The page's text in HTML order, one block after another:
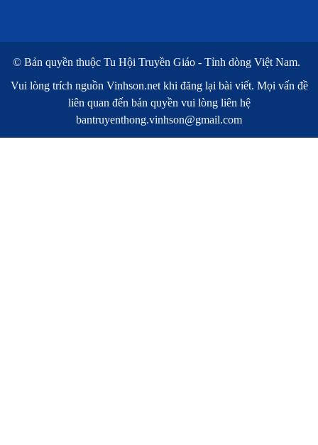
© Bản quyền thuộc Tu Hội Truyền Giáo - Tỉnh dòng Việt Nam.
Vui lòng trích nguồn Vinhson.net khi đăng lại bài viết. Mọi vấn đề
liên quan đến bản quyền vui lòng liên hệ
bantruyenthong.vinhson@gmail.com